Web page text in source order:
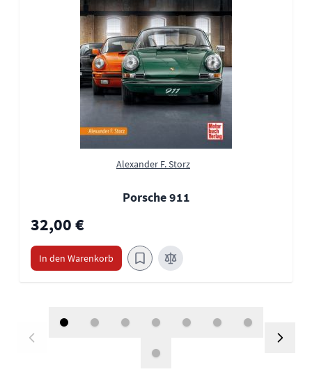
Alexander F. Storz
Porsche 911
32,00 €
In den Warenkorb